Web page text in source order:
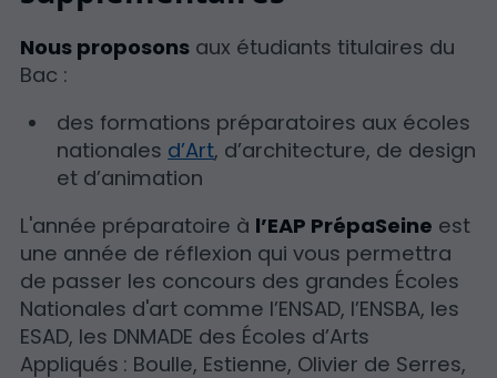
Nous proposons aux étudiants titulaires du
Bac :
des formations préparatoires aux écoles
nationales d’Art, d’architecture, de design
et d’animation
L'année préparatoire à l’EAP PrépaSeine est
une année de réflexion qui vous permettra
de passer les concours des grandes Écoles
Nationales d'art comme l’ENSAD, l’ENSBA, les
ESAD, les DNMADE des Écoles d’Arts
Appliqués : Boulle, Estienne, Olivier de Serres,